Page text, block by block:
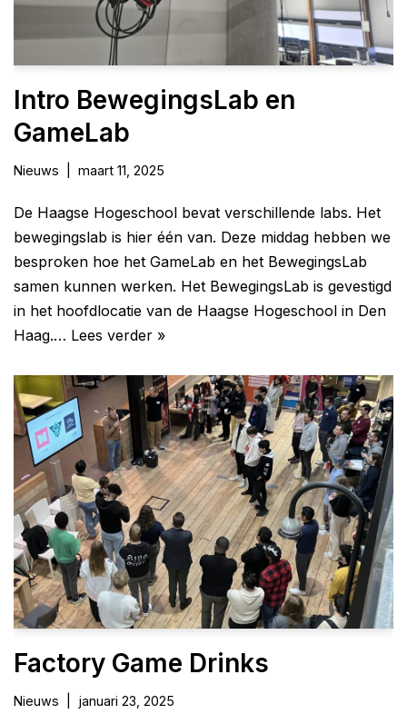
Intro BewegingsLab en
GameLab
Nieuws maart 11, 2025
De Haagse Hogeschool bevat verschillende labs. Het
bewegingslab is hier één van. Deze middag hebben we
besproken hoe het GameLab en het BewegingsLab
samen kunnen werken. Het BewegingsLab is gevestigd
in het hoofdlocatie van de Haagse Hogeschool in Den
Haag.… Lees verder »
Factory Game Drinks
Nieuws januari 23, 2025